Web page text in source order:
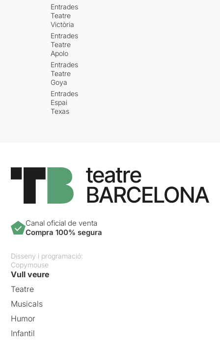
Entrades
Teatre
Victòria
Entrades
Teatre
Apolo
Entrades
Teatre
Goya
Entrades
Espai
Texas
Canal oficial de venta
Compra 100% segura
Disseny i programació:
Copymouse
Vull veure
Teatre
Musicals
Humor
Infantil